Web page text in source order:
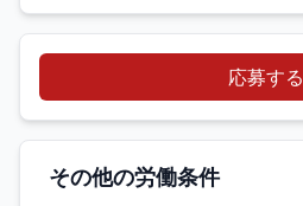
応募する
その他の労働条件